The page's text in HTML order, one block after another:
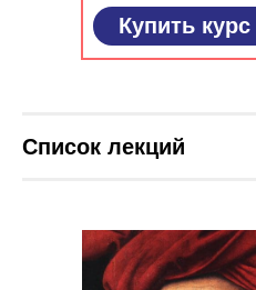
Купить
Список лекций